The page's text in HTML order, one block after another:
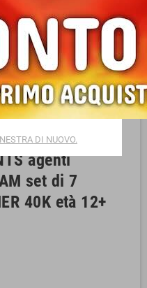
agenti
set di 7
40K età 12+
DI NUOVO.